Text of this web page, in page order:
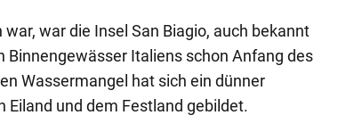
war die Insel San Biagio, auch bekannt
Binnengewässer Italiens schon Anfang des
Wassermangel hat sich ein dünner
und dem Festland gebildet.